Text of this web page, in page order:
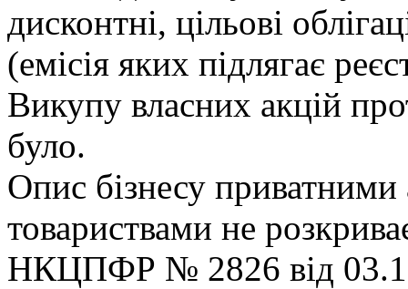
дисконтнi, цiльовi
(емiсiя яких пiдлягає
Викупу власних акцiй
було.
Опис бiзнесу
товариствами не
НКЦПФР № 2826 вiд